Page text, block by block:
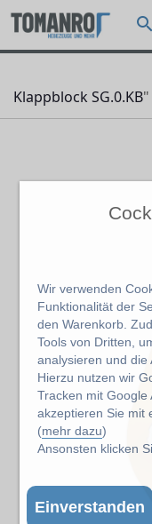
Wir verwenden
Funktionalität der
den Warenkorb.
Tools von Dritten,
analysieren und die
Hierzu nutzen wir
Tracken mit Google
akzeptieren Sie mit
(mehr dazu)
Ansonsten klicken
Einverstanden
Klappblock SG.0.KB